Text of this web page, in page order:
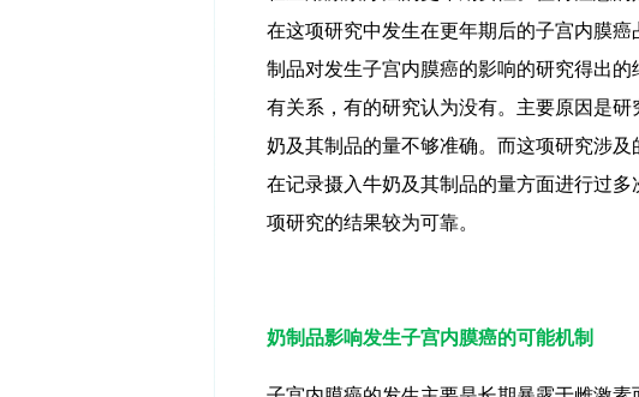
在这项研究中发生在更年期后的子宫内膜癌
制品对发生子宫内膜癌的影响的研究得出
有关系，有的研究认为没有。主要原因是
奶及其制品的量不够准确。而这项研究涉及
在记录摄入牛奶及其制品的量方面进行过
项研究的结果较为可靠。
奶制品影响发生子宫内膜癌的可能机制